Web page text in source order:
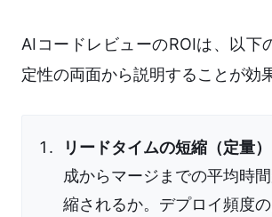
AIコードレビューのROIは、以下
定性の両面から説明することが効
リードタイムの短縮（定量）
成からマージまでの平均時
縮されるか。デプロイ頻度